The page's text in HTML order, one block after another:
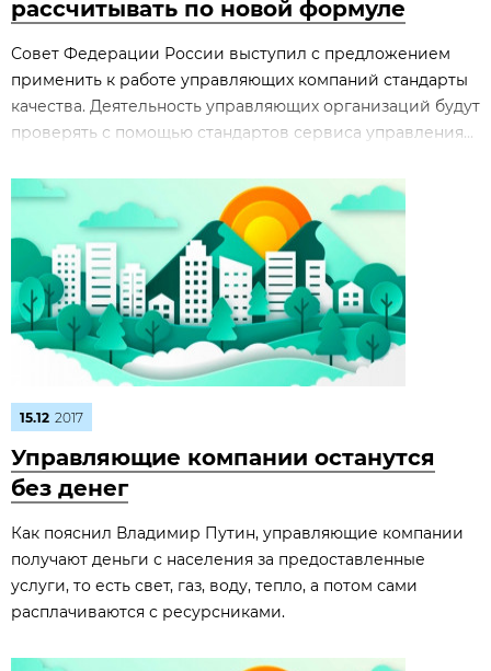
рассчитывать по новой формуле
Совет Федерации России выступил с предложением
применить к работе управляющих компаний стандарты
качества. Деятельность управляющих организаций будут
проверять с помощью стандартов сервиса управления...
15.12 2017
Управляющие компании останутся
без денег
Как пояснил Владимир Путин, управляющие компании
получают деньги с населения за предоставленные
услуги, то есть свет, газ, воду, тепло, а потом сами
расплачиваются с ресурсниками.